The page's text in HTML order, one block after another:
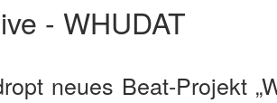
- WHUDAT
neues Beat-Projekt